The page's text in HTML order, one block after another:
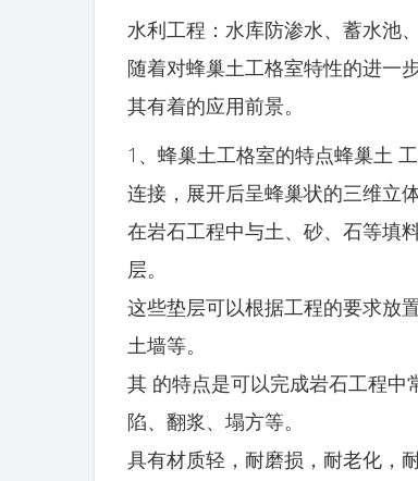
水利工程：水库防渗水、蓄水池
随着对蜂巢土工格室特性的进一
其有着的应用前景。
1、蜂巢土工格室的特点蜂巢土
连接，展开后呈蜂巢状的三维立
在岩石工程中与土、砂、石等填
层。
这些垫层可以根据工程的要求放
土墙等。
其 的特点是可以完成岩石工程
陷、翻浆、塌方等。
具有材质轻，耐磨损，耐老化，